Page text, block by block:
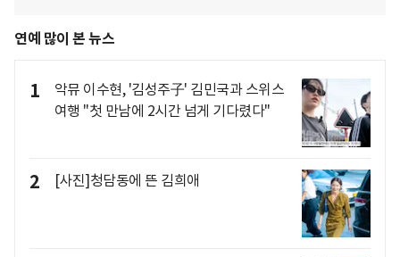
연예 많이 본 뉴스
1
악뮤 이수현, '김성주子' 김민국과 스위스
여행 "첫 만남에 2시간 넘게 기다렸다"
2 [사진]청담동에 뜬 김희애